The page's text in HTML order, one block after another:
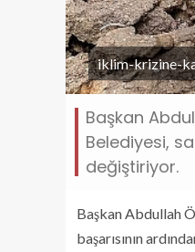
iklim-krizine-
Başkan
Belediyesi,
değiştiriyor.
Başkan Abdullah
başarısının